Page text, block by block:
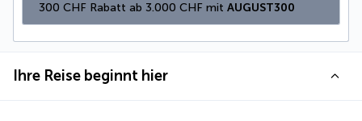
300 CHF Rabatt ab 3.000 CHF mit AUGUST300
Ihre Reise beginnt hier